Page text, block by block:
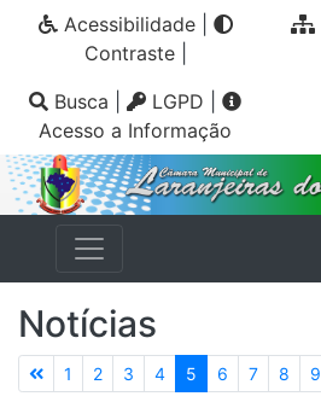
Acessibilidade|
Contraste|
Busca LGPD
Acesso a Informação
Notícias
1 2 3 4 5 6 7 8 9